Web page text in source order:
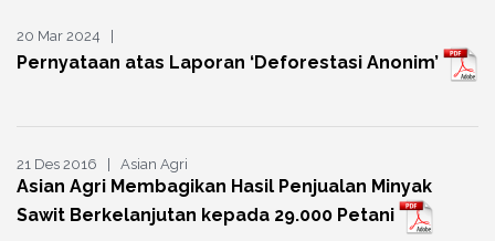
20 Mar 2024 |
Pernyataan atas Laporan ‘Deforestasi Anonim’
21 Des 2016 | Asian Agri
Asian Agri Membagikan Hasil Penjualan Minyak
Sawit Berkelanjutan kepada 29.000 Petani